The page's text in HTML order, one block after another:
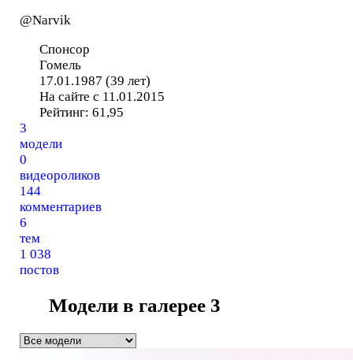
@Narvik
Спонсор
Гомель
17.01.1987 (39 лет)
На сайте с 11.01.2015
Рейтинг: 61,95
3
модели
0
видеороликов
144
комментариев
6
тем
1 038
постов
Модели в галерее 3